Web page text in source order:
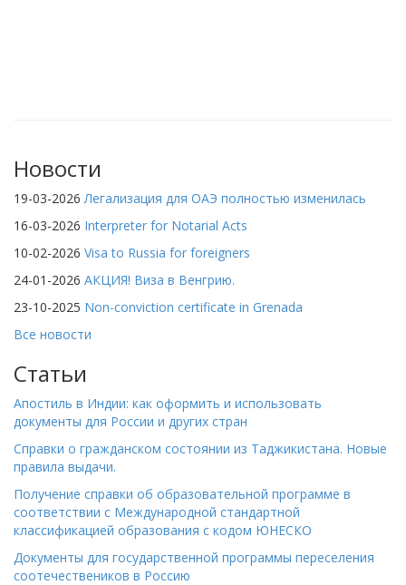
Новости
19-03-2026 Легализация для ОАЭ полностью изменилась
16-03-2026 Interpreter for Notarial Acts
10-02-2026 Visa to Russia for foreigners
24-01-2026 АКЦИЯ! Виза в Венгрию.
23-10-2025 Non-conviction certificate in Grenada
Все новости
Статьи
Апостиль в Индии: как оформить и использовать
документы для России и других стран
Справки о гражданском состоянии из Таджикистана. Новые
правила выдачи.
Получение справки об образовательной программе в
соответствии с Международной стандартной
классификацией образования с кодом ЮНЕСКО
Документы для государственной программы переселения
соотечествеников в Россию